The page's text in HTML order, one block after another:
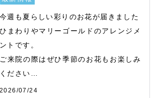
今週も夏らしい彩りのお花が届きました
ひまわりやマリーゴールドのアレンジメ
ントです。
ご来院の際はぜひ季節のお花もお楽しみ
ください
スタッフ一同、皆さまを笑顔でお迎えい
2026/07/24